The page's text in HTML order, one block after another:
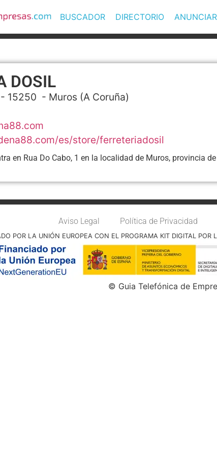
BUSCADOR DIRECTORIO
DOSIL
- 15250 - Muros (A Coruña)
es/store/ferreteriadosil
en Rua Do Cabo, 1 en la localidad de Muros, provincia
Aviso Legal Política de Privacidad
POR LA UNIÓN EUROPEA CON EL PROGRAMA KIT DIGITAL
© Guia Telefónica de